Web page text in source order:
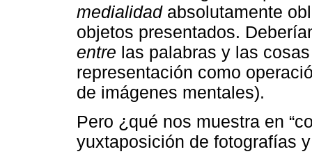
medialidadabsolutamente
objetos presentados.
entre las palabras y las
representación como
de imágenes mentales).
Pero ¿qué nos muestra en
yuxtaposición de fotografías